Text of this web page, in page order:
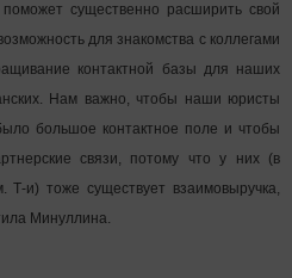
существенно расширить свой
для знакомства с коллегами
контактной базы для наших
Нам важно, чтобы наши юристы
большое контактное поле и чтобы
связи, потому что у них (в
и) тоже существует взаимовыручка,
Минуллина.